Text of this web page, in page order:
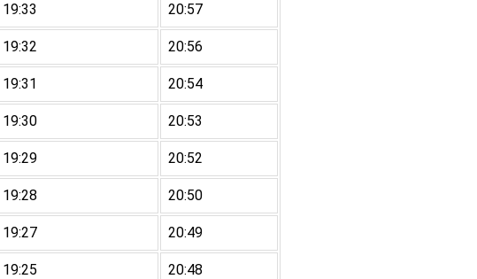
19:33 20:57
19:32 20:56
19:31 20:54
19:30 20:53
19:29 20:52
19:28 20:50
19:27 20:49
19:25 20:48